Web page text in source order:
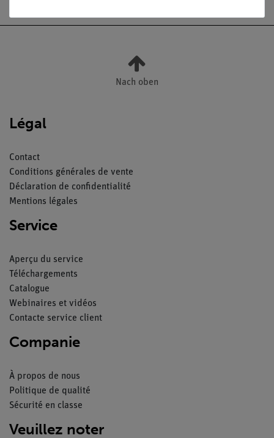
Nach oben
Légal
Contact
Conditions générales de vente
Déclaration de confidentialité
Mentions légales
Service
Aperçu du service
Téléchargements
Catalogue
Webinaires et vidéos
Contacte service client
Companie
À propos de nous
Politique de qualité
Sécurité en classe
Veuillez noter